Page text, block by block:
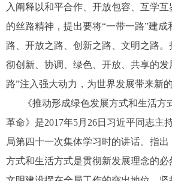
入阐释以和平合作、开放包容、互学
的丝路精神，提出要将“一带一路”建成
路、开放之路、创新之路、文明之路
彻创新、协调、绿色、开放、共享的发
路”注入强大动力，为世界发展带来新的
《推动形成绿色发展方式和生活方
革命》是2017年5月26日习近平同志主
局第四十一次集体学习时的讲话。指
方式和生活方式是贯彻新发展理念的